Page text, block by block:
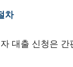
차
대출 신청은